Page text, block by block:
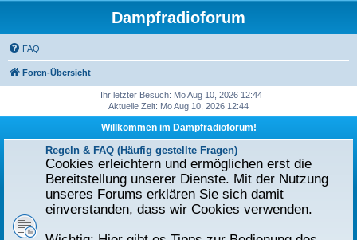
Dampfradioforum
FAQ
Foren-Übersicht
Ihr letzter Besuch: Mo Aug 10, 2026 12:44
Aktuelle Zeit: Mo Aug 10, 2026 12:44
Willkommen im Dampfradioforum!
Regeln & FAQ (Häufig gestellte Fragen)
Cookies erleichtern und ermöglichen erst die
Bereitstellung unserer Dienste. Mit der Nutzung
unseres Forums erklären Sie sich damit
einverstanden, dass wir Cookies verwenden.